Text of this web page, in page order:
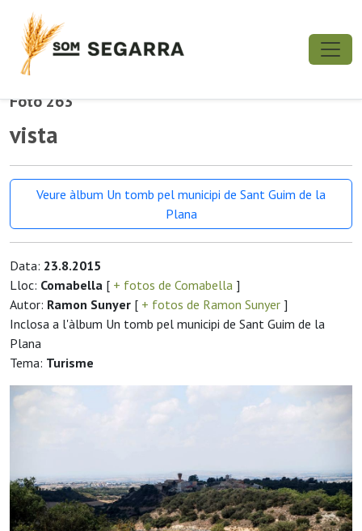
Foto 263
vista
Veure àlbum Un tomb pel municipi de Sant Guim de la
Plana
Data: 23.8.2015
Lloc: Comabella [ + fotos de Comabella ]
Autor: Ramon Sunyer [ + fotos de Ramon Sunyer ]
Inclosa a l'àlbum Un tomb pel municipi de Sant Guim de la
Plana
Tema: Turisme